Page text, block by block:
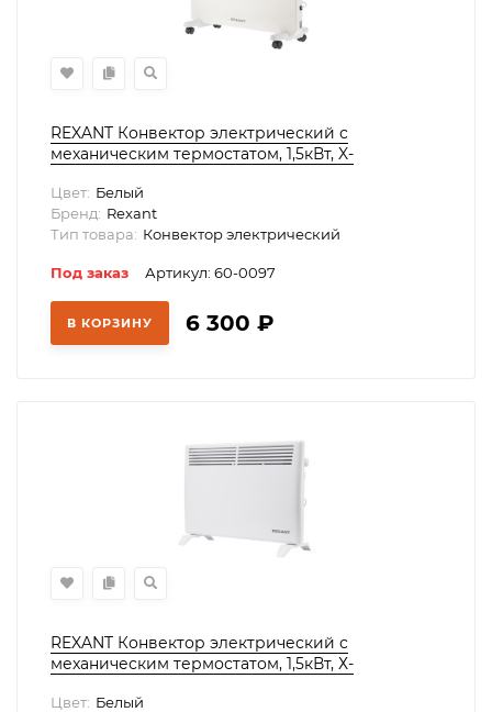
REXANT Конвектор электрический с
механическим термостатом, 1,5кВт, X-
Цвет: Белый
Бренд: Rexant
Тип товара: Конвектор электрический
Под заказ Артикул: 60-0097
В КОРЗИНУ 6 300 ₽
REXANT Конвектор электрический с
меxаническим термостатом, 1,5кВт, Х-
Цвет: Белый